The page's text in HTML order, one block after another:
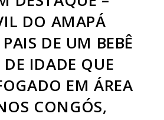
DO AMAPÁ
DE UM BEBÊ
DE IDADE QUE
EM ÁREA
CONGÓS,